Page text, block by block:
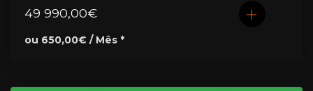
49 990,00€
ou 650,00€ / Mês *